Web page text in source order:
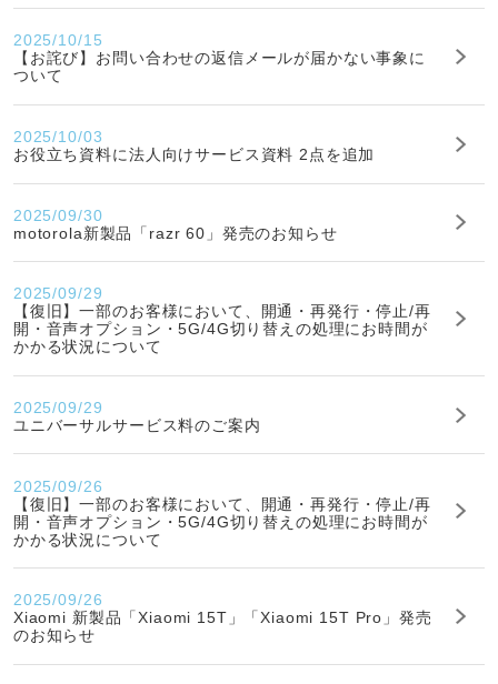
2025/10/15
【お詫び】お問い合わせの返信メールが届かない事象に
ついて
2025/10/03
お役立ち資料に法人向けサービス資料 2点を追加
2025/09/30
motorola新製品「razr 60」発売のお知らせ
2025/09/29
【復旧】一部のお客様において、開通・再発行・停止/再
開・音声オプション・5G/4G切り替えの処理にお時間が
かかる状況について
2025/09/29
ユニバーサルサービス料のご案内
2025/09/26
【復旧】一部のお客様において、開通・再発行・停止/再
開・音声オプション・5G/4G切り替えの処理にお時間が
かかる状況について
2025/09/26
Xiaomi 新製品「Xiaomi 15T」「Xiaomi 15T Pro」発売
のお知らせ